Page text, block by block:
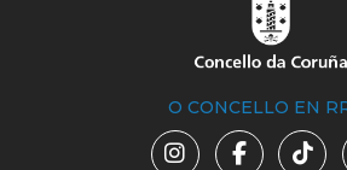
O CONCELLO EN